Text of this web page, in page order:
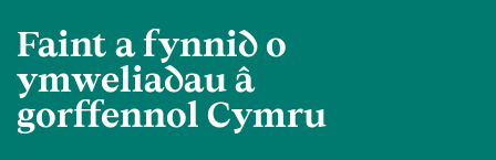
Faint a fynnid o
ymweliadau â
gorffennol Cymru